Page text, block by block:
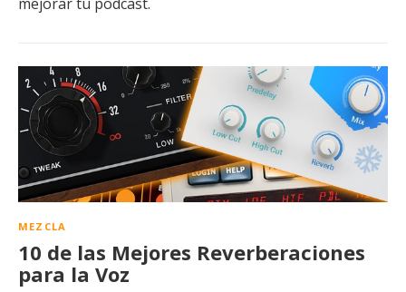
MEZCLA
10 de las Mejores Reverberaciones
para la Voz